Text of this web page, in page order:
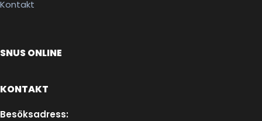
Kontakt
SNUS ONLINE
KONTAKT
Besöksadress: